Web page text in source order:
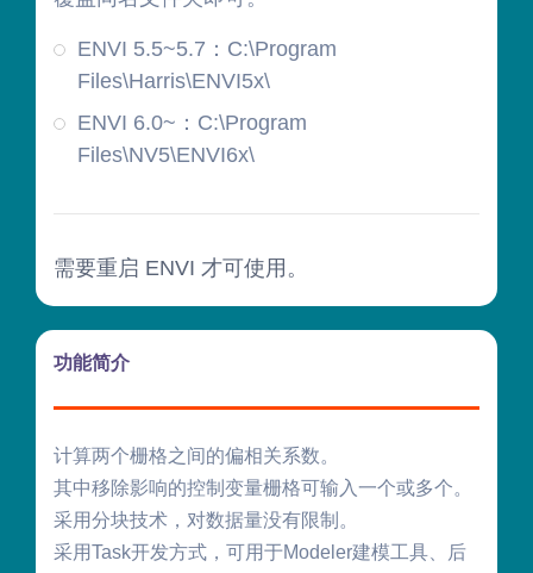
ENVI 5.5~5.7：C:\Program
Files\Harris\ENVI5x\
ENVI 6.0~：C:\Program
Files\NV5\ENVI6x\
需要重启 ENVI 才可使用。
功能简介
计算两个栅格之间的偏相关系数。
其中移除影响的控制变量栅格可输入一个或多个。
采用分块技术，对数据量没有限制。
采用Task开发方式，可用于Modeler建模工具、后